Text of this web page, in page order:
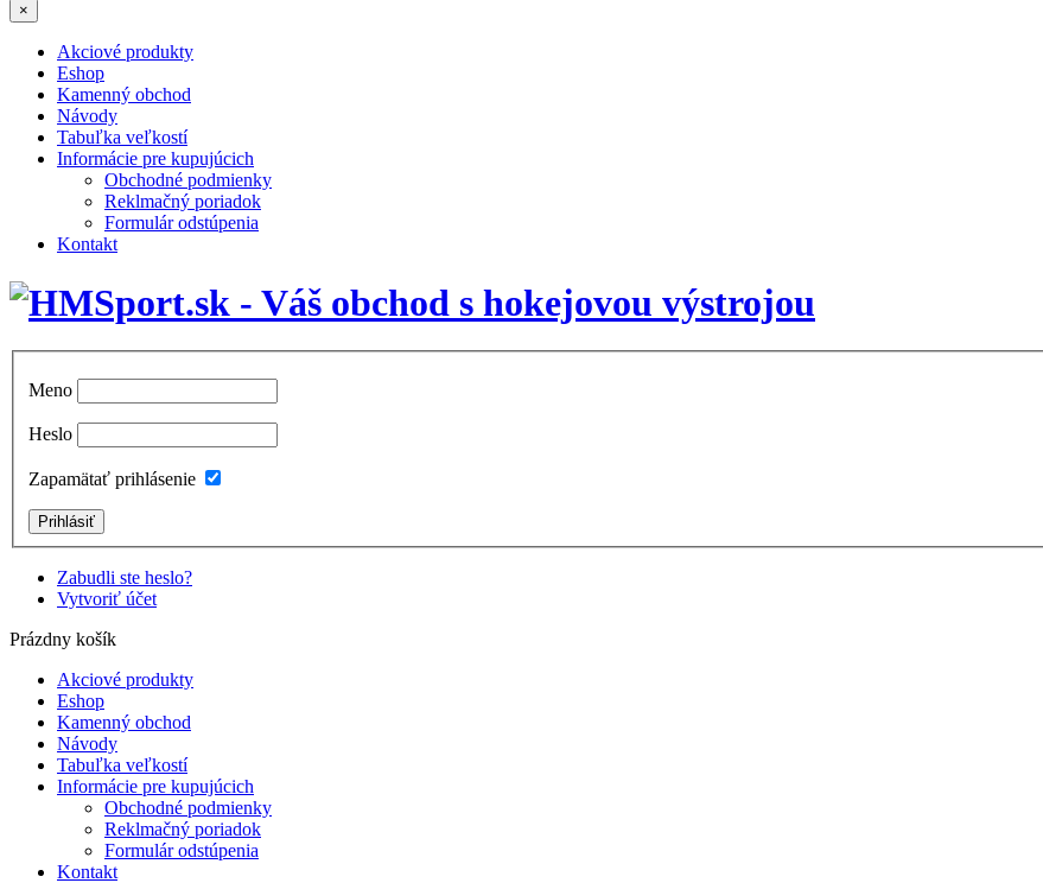
×
Akciové produkty
Eshop
Kamenný obchod
Návody
Tabuľka veľkostí
Informácie pre kupujúcich
Obchodné podmienky
Reklmačný poriadok
Formulár odstúpenia
Kontakt
Meno
Heslo
Zapamätať prihlásenie
Zabudli ste heslo?
Vytvoriť účet
Prázdny košík
Akciové produkty
Eshop
Kamenný obchod
Návody
Tabuľka veľkostí
Informácie pre kupujúcich
Obchodné podmienky
Reklmačný poriadok
Formulár odstúpenia
Kontakt